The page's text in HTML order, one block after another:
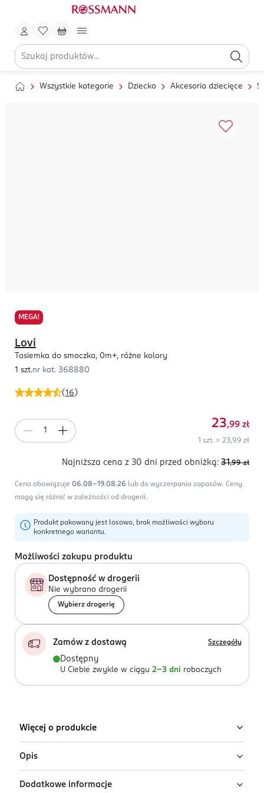
Wszystkie kategorie Dziecko Akcesoria dziecięce
MEGA!
(16 )
Lovi
Tasiemka do smoczka, 0m+, różne kolory
1 szt.nr kat. 368880
23,99 zł
1 szt. = 23,99 zł
Najniższa cena z 30 dni przed obniżką: 31,99 zł
Cena obowiązuje 06.08-19.08.26 lub do wyczerpania zapasów. Ceny
mogą się różnić w zależności od drogerii.
Produkt pakowany jest losowo, brak możliwości wyboru
konkretnego wariantu.
Możliwości zakupu produktu
Dostępność w drogerii
Nie wybrano drogerii
Wybierz drogerię
Zamów z dostawą Szczegóły
Dostępny
U Ciebie zwykle w ciągu 2-3 dni roboczych
Więcej o produkcie
Opis
Uwaga: wysyłamy losowy wariant!
Dodatkowe informacje